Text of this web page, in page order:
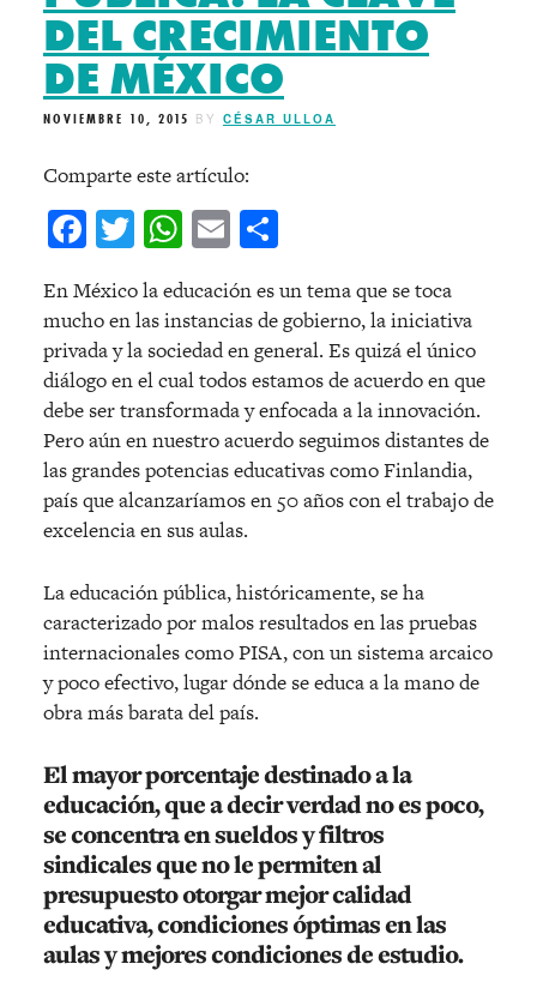
DEL CRECIMIENTO
DE MÉXICO
NOVIEMBRE 10, 2015 BY CÉSAR ULLOA
Comparte este artículo:
Facebook
Twitter
WhatsApp
Email
En México la educación es un tema que se toca
mucho en las instancias de gobierno, la iniciativa
privada y la sociedad en general. Es quizá el único
diálogo en el cual todos estamos de acuerdo en que
debe ser transformada y enfocada a la innovación.
Pero aún en nuestro acuerdo seguimos distantes de
las grandes potencias educativas como Finlandia,
país que alcanzaríamos en 50 años con el trabajo de
excelencia en sus aulas.
La educación pública, históricamente, se ha
caracterizado por malos resultados en las pruebas
internacionales como PISA, con un sistema arcaico
y poco efectivo, lugar dónde se educa a la mano de
obra más barata del país.
El mayor porcentaje destinado a la
educación, que a decir verdad no es poco,
se concentra en sueldos y filtros
sindicales que no le permiten al
presupuesto otorgar mejor calidad
educativa, condiciones óptimas en las
aulas y mejores condiciones de estudio.